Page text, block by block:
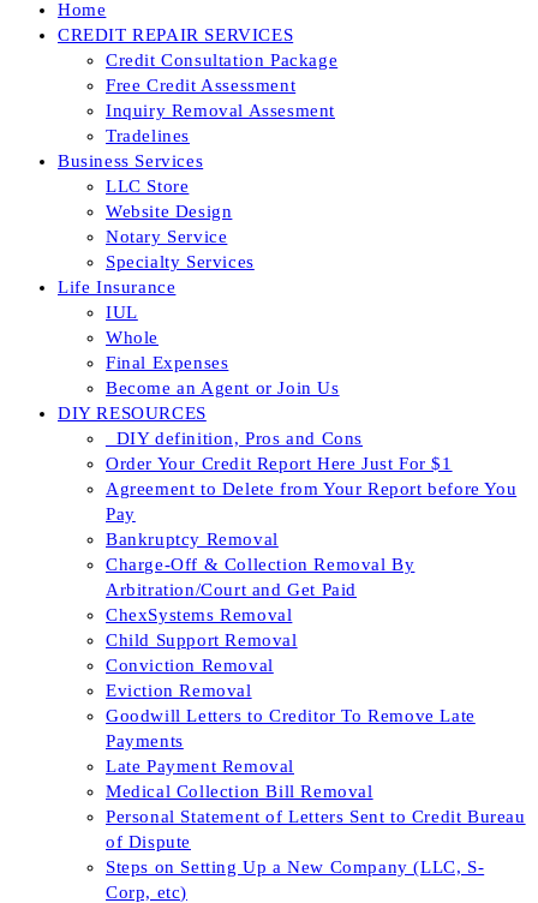
Home
CREDIT REPAIR SERVICES
Credit Consultation Package
Free Credit Assessment
Inquiry Removal Assesment
Tradelines
Business Services
LLC Store
Website Design
Notary Service
Specialty Services
Life Insurance
IUL
Whole
Final Expenses
Become an Agent or Join Us
DIY RESOURCES
_DIY definition, Pros and Cons
Order Your Credit Report Here Just For $1
Agreement to Delete from Your Report before You
Pay
Bankruptcy Removal
Charge-Off & Collection Removal By
Arbitration/Court and Get Paid
ChexSystems Removal
Child Support Removal
Conviction Removal
Eviction Removal
Goodwill Letters to Creditor To Remove Late
Payments
Late Payment Removal
Medical Collection Bill Removal
Personal Statement of Letters Sent to Credit Bureau
of Dispute
Steps on Setting Up a New Company (LLC, S-
Corp, etc)